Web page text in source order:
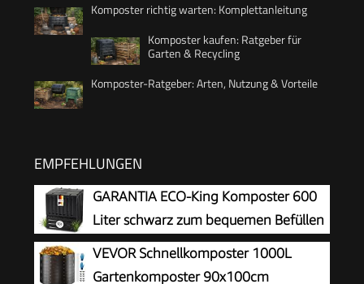
Komposter richtig warten: Komplettanleitung
Komposter kaufen: Ratgeber für
Garten & Recycling
Komposter-Ratgeber: Arten, Nutzung & Vorteile
EMPFEHLUNGEN
GARANTIA ECO-King Komposter 600
Liter schwarz zum bequemen Befüllen
VEVOR Schnellkomposter 1000L
Gartenkomposter 90x100cm